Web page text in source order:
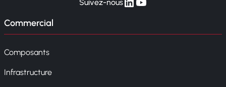
Suivez-nous
Commercial
Composants
Infrastructure